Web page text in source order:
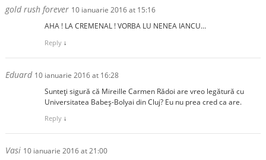
gold rush forever 10 ianuarie 2016 at 15:16
AHA ! LA CREMENAL ! VORBA LU NENEA IANCU…
Reply ↓
Eduard 10 ianuarie 2016 at 16:28
Sunteţi sigură că Mireille Carmen Rădoi are vreo legătură cu
Universitatea Babeş-Bolyai din Cluj? Eu nu prea cred ca are.
Reply ↓
Vasi 10 ianuarie 2016 at 21:00